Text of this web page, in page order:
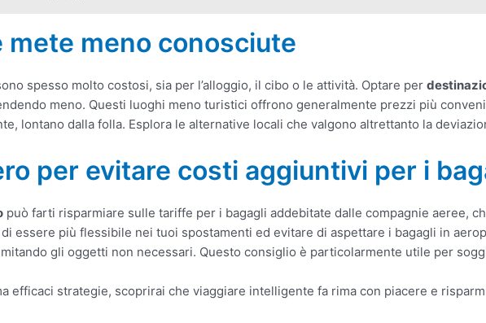
mete meno conosciute
spesso molto costosi, sia per l’alloggio, il cibo o le attività. Optare per
meno. Questi luoghi meno turistici offrono generalmente prezzi più
lontano dalla folla. Esplora le alternative locali che valgono altrettanto la
per evitare costi aggiuntivi per i
può farti risparmiare sulle tariffe per i bagagli addebitate dalle compagnie aeree,
essere più flessibile nei tuoi spostamenti ed evitare di aspettare i bagagli in
gli oggetti non necessari. Questo consiglio è particolarmente utile per
efficaci strategie, scoprirai che viaggiare intelligente fa rima con piacere e